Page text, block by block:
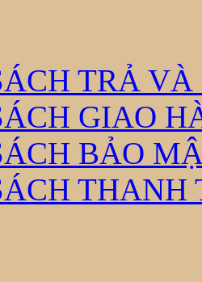
TRẢ
GIAO
BẢO
THANH